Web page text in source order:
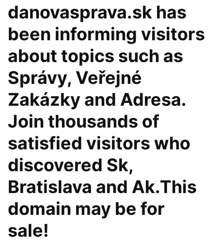
danovasprava.sk has
been informing visitors
about topics such as
Správy, Veřejné
Zakázky and Adresa.
Join thousands of
satisfied visitors who
discovered Sk,
Bratislava and Ak.This
domain may be for
sale!